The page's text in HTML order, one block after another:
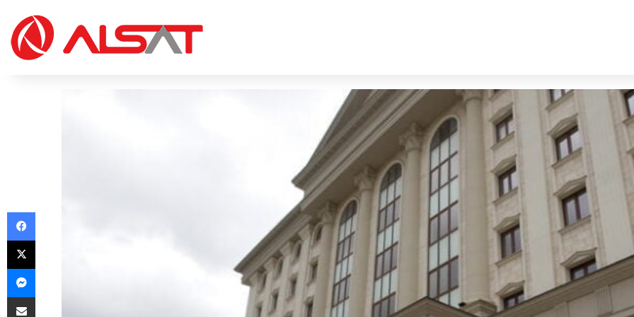
Facebook
X
Messenger
Share via Email